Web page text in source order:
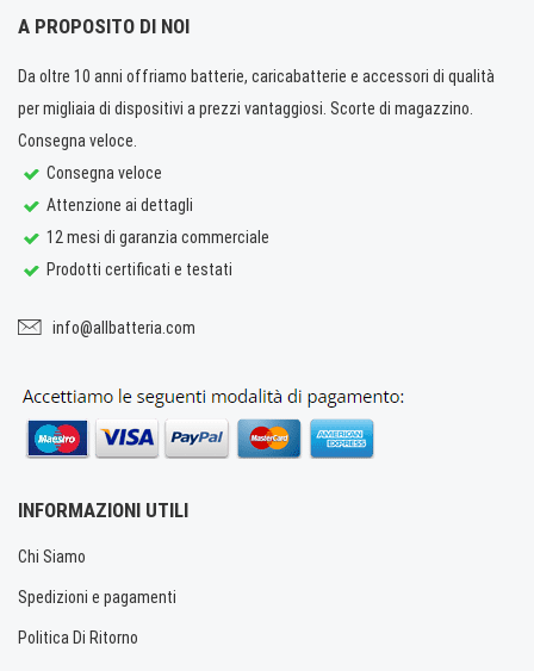
A PROPOSITO DI NOI
Da oltre 10 anni offriamo batterie, caricabatterie e accessori di qualità
per migliaia di dispositivi a prezzi vantaggiosi. Scorte di magazzino.
Consegna veloce.
Consegna veloce
Attenzione ai dettagli
12 mesi di garanzia commerciale
Prodotti certificati e testati
info@allbatteria.com
INFORMAZIONI UTILI
Chi Siamo
Spedizioni e pagamenti
Politica Di Ritorno